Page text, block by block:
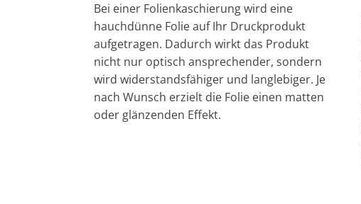
Bei einer Folienkaschierung wird eine
hauchdünne Folie auf Ihr Druckprodukt
aufgetragen. Dadurch wirkt das Produkt
nicht nur optisch ansprechender, sondern
wird widerstandsfähiger und langlebiger. Je
nach Wunsch erzielt die Folie einen matten
oder glänzenden Effekt.